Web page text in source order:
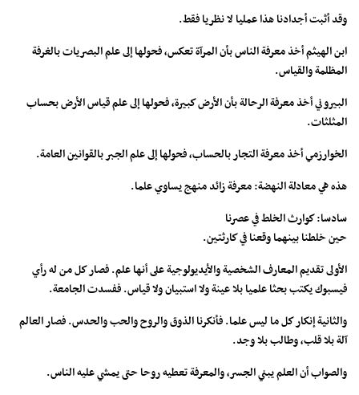
وقد أثبت أجدادنا هذا عمليا لا نظريا فقط.
ابن الهيثم أخذ معرفة الناس بأن المرآة تعكس، فحولها إلى علم البصريات بالغرفة
المظلمة والقياس.
البيروني أخذ معرفة الرحالة بأن الأرض كبيرة، فحولها إلى علم قياس الأرض بحساب
المثلثات.
الخوارزمي أخذ معرفة التجار بالحساب، فحولها إلى علم الجبر بالقوانين العامة.
هذه هي معادلة النهضة: معرفة زائد منهج يساوي علما.
سادسا: كوارث الخلط في عصرنا
حين خلطنا بينهما وقعنا في كارثتين.
الأولى تقديم المعارف الشخصية والأيديولوجية على أنها علم. فصار كل من له رأي
فيسبوك يكتب بحثا علميا بلا عينة ولا استبيان ولا قياس. ففسدت الجامعة.
والثانية إنكار كل ما ليس علما. فأنكرنا الذوق والروح والحب والحدس. فصار العالم
آلة بلا قلب، وطالب بلا وجد.
والصواب أن العلم يبني الجسر، والمعرفة تعطيه روحا حتى يمشي عليه الناس.